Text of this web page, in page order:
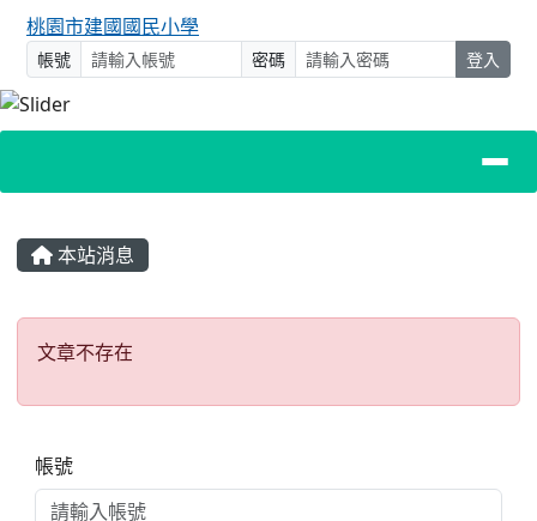
桃園市建國國民小學
帳號 密碼 登入
主內容區域
本站消息
文章不存在
文章不存在
帳號